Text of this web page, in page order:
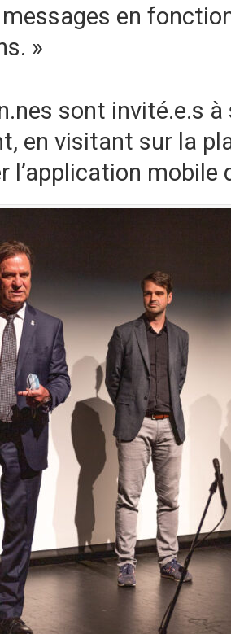
en
»
sont invité.e.s
en visitant sur la
l’application mobile